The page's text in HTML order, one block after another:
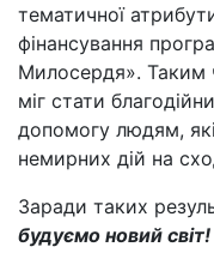
тематичної
фінансування
Милосердя». Таким
міг стати
допомогу людям,
немирних дій на
Заради таких
будуємо новий світ!